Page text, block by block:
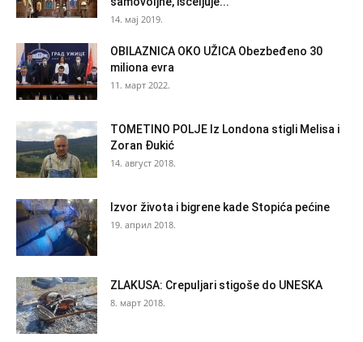
14. мај 2019.
OBILAZNICA OKO UŽICA Obezbeđeno 30
miliona evra
11. март 2022.
TOMETINO POLJE Iz Londona stigli Melisa i
Zoran Đukić
14. август 2018.
Izvor života i bigrene kade Stopića pećine
19. април 2018.
ZLAKUSA: Crepuljari stigoše do UNESKA
8. март 2018.